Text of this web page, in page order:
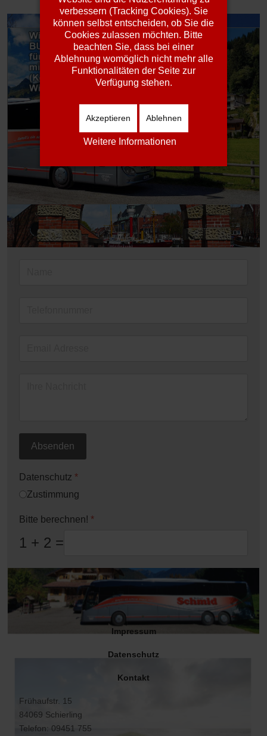
Absenden
Datenschutz *
Zustimmung
Bitte berechnen! *
1 + 2 =
Impressum
Datenschutz
Kontakt
Frühaufstr. 15
84069 Schierling
Telefon: 09451 755
verbessern (Tracking Cookies). Sie
können selbst entscheiden, ob Sie die
Cookies zulassen möchten. Bitte
beachten Sie, dass bei einer
Ablehnung womöglich nicht mehr alle
Funktionalitäten der Seite zur
Verfügung stehen.
Akzeptieren Ablehnen
Weitere Informationen